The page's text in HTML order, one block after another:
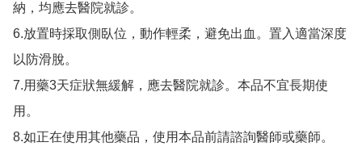
納，均應去醫院就診。
6.放置時採取側臥位，動作輕柔，避免出血。置入適當深度
以防滑脫。
7.用藥3天症狀無緩解，應去醫院就診。本品不宜長期使
用。
8.如正在使用其他藥品，使用本品前請諮詢醫師或藥師。